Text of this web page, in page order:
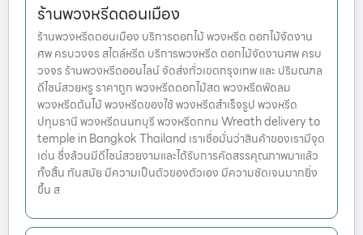
ร้านพวงหรีดดอนเมือง
ร้านพวงหรีดดอนเมือง บริการดอกไม้ พวงหรีด ดอกไม้จัดงาน
ศพ ครบวงจร สไตล์หรีด บริการพวงหรีด ดอกไม้จัดงานศพ ครบ
วงจร ร้านพวงหรีดออนไลน์ จัดส่งทั่วเขตกรุงเทพ และ ปริมณฑล
ดีไซน์สวยหรู ราคาถูก พวงหรีดดอกไม้สด พวงหรีดพัดลม
พวงหรีดต้นไม้ พวงหรีดของใช้ พวงหรีดสำเร็จรูป พวงหรีด
ปทุมธานี พวงหรีดนนทบุรี พวงหรีดกทม Wreath delivery to
temple in Bangkok Thailand เราเชื่อมั่นว่าสินค้าของเรามีจุด
เด่น ซึ่งล้วนมีดีไซน์สวยงามและได้รับการคัดสรรคุณภาพมาแล้ว
ทั้งสิ้น ทันสมัย มีความเป็นตัวของตัวเอง มีความชัดเจนมากยิ่ง
ขึ้น ส